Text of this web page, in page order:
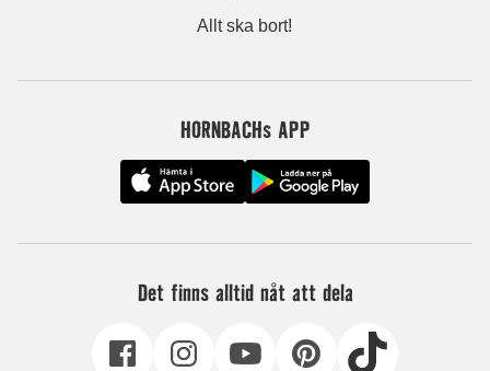
Allt ska bort!
HORNBACHs APP
Det finns alltid nåt att dela